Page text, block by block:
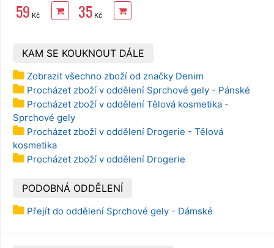
Pink 3vrstvý
8 rolí, 144 m
59 Kč
250 ml
35Kč
KAM SE KOUKNOUT DÁLE
Zobrazit všechno zboží od značky Denim
Procházet zboží v oddělení Sprchové gely - Pánské
Procházet zboží v oddělení Tělová kosmetika -
Sprchové gely
Procházet zboží v oddělení Drogerie - Tělová
kosmetika
Procházet zboží v oddělení Drogerie
PODOBNÁ ODDĚLENÍ
Přejít do oddělení Sprchové gely - Dámské